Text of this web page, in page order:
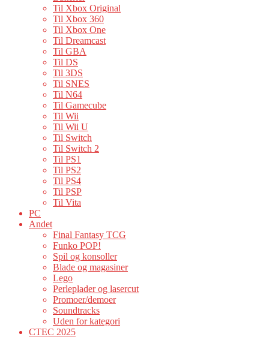
Til Xbox Original
Til Xbox 360
Til Xbox One
Til Dreamcast
Til GBA
Til DS
Til 3DS
Til SNES
Til N64
Til Gamecube
Til Wii
Til Wii U
Til Switch
Til Switch 2
Til PS1
Til PS2
Til PS4
Til PSP
Til Vita
PC
Andet
Final Fantasy TCG
Funko POP!
Spil og konsoller
Blade og magasiner
Lego
Perleplader og lasercut
Promoer/demoer
Soundtracks
Uden for kategori
CTEC 2025